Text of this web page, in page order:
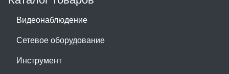
Видеонаблюдение
Сетевое оборудование
Инструмент